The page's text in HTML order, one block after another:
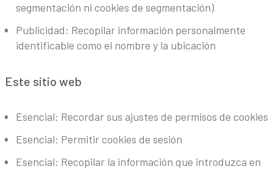
segmentación ni cookies de segmentación)
Publicidad: Recopilar información personalmente
identificable como el nombre y la ubicación
Este sitio web
Esencial: Recordar sus ajustes de permisos de cookies
Esencial: Permitir cookies de sesión
Esencial: Recopilar la información que introduzca en